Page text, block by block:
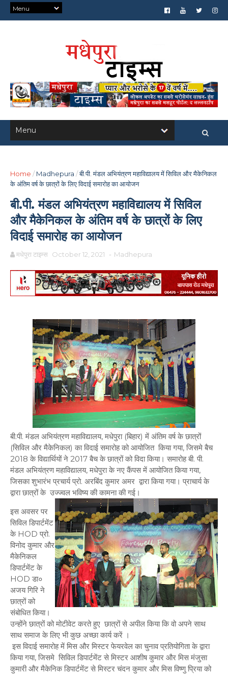
Home / Madhepura /बी.पी. मंडल अभियंत्रण महाविद्यालय में सिविल और मैकेनिकल
के अंतिम वर्ष के छात्रों के लिए विदाई समारोह का आयोजन
बी.पी. मंडल अभियंत्रण महाविद्यालय में सिविल
और मैकेनिकल के अंतिम वर्ष के छात्रों के लिए
विदाई समारोह का आयोजन
मधेपुरा टाइम्स October 12, 2021 - Madhepura
बी.पी. मंडल अभियंत्रण महाविद्यालय, मधेपुरा (बिहार) में अंतिम वर्ष के छात्रों
(सिविल और मैकेनिकल) का विदाई समारोह को आयोजित किया गया, जिसमे बैच
2018 के विद्यार्थियों ने 2017 बैच के छात्रों को विदा किया। समारोह बी. पी.
मंडल अभियंत्रण महाविद्यालय, मधेपुरा के नए कैंपस में आयोजित किया गया,
जिसका शुभारंभ प्रचार्य प्रो. अरबिंद कुमार अमर द्वारा किया गया। प्राचार्य के
द्वारा छात्रों के उज्ज्वल भविष्य की कामना की गई।
इस अवसर पर
सिविल डिपार्टमेंट
के HOD प्रो.
विनोद कुमार और
मैकेनिकल
डिपार्टमेंट के
HOD डा०
अजय गिरि ने
छात्रों को
संबोधित किया।
उन्होंने छात्रों को मोटीवेट करते हुए छात्रों से अपील किया कि वो अपने साथ
साथ समाज के लिए भी कुछ अच्छा कार्य करें ।
इस विदाई समारोह में मिस और मिस्टर फेयरवेल का चुनाव प्रतियोगिता के द्वारा
किया गया, जिसमे सिविल डिपार्टमेंट से मिस्टर आशीष कुमार और मिस मंजुसा
कुमारी और मैकेनिक डिपार्टमेंट से मिस्टर चंदन कुमार और मिस विष्णु प्रिया को